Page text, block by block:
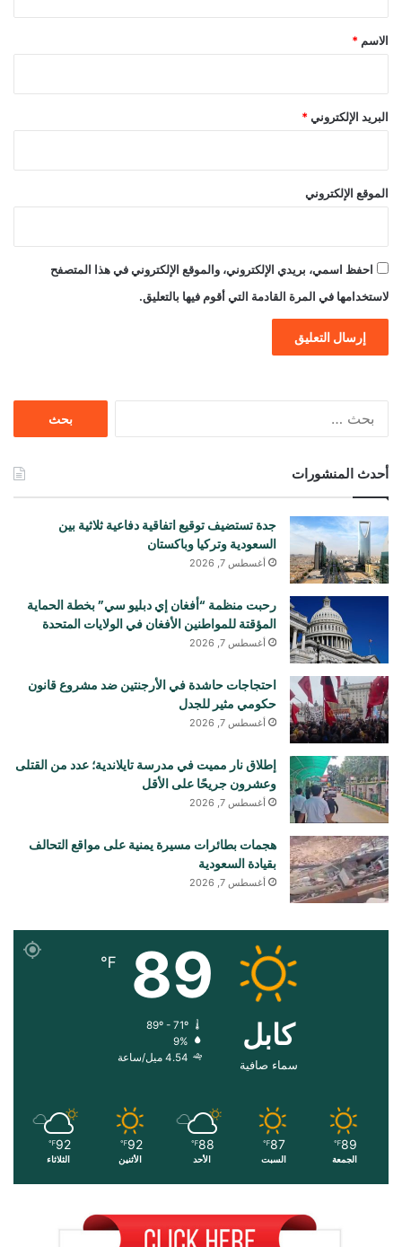
*
الاسم *
البريد الإلكتروني *
الموقع الإلكتروني
احفظ اسمي، بريدي الإلكتروني، والموقع الإلكتروني في هذا المتصفح
لاستخدامها في المرة القادمة التي أقوم فيها بالتعليق.
أحدث المنشورات
جدة تستضيف توقيع اتفاقية دفاعية ثلاثية بين
السعودية وتركيا وباكستان
أغسطس 7, 2026
رحبت منظمة “أفغان إي دبليو سي” بخطة الحماية
المؤقتة للمواطنين الأفغان في الولايات المتحدة
أغسطس 7, 2026
احتجاجات حاشدة في الأرجنتين ضد مشروع قانون
حكومي مثير للجدل
أغسطس 7, 2026
إطلاق نار مميت في مدرسة تايلاندية؛ عدد من القتلى
وعشرون جريحًا على الأقل
أغسطس 7, 2026
هجمات بطائرات مسيرة يمنية على مواقع التحالف
بقيادة السعودية
أغسطس 7, 2026
کابل
سماء صافية
89
℉
89º - 71º
9%
4.54 ميل/ساعة
89
℉
الجمعة
87
℉
السبت
88
℉
الأحد
92
℉
الأثنين
92
℉
الثلاثاء